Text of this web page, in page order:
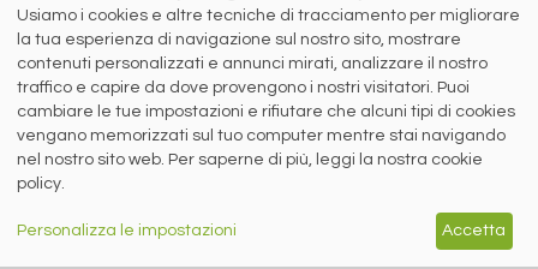
Digital Services Act Policy
MENU
MERCATI
SERVIZI
EVENTI
SEGUICI SUI NOSTRI
SOCIAL NETWORK
Usiamo i cookies e altre tecniche di tracciamento per migliorare
la tua esperienza di navigazione sul nostro sito, mostrare
contenuti personalizzati e annunci mirati, analizzare il nostro
traffico e capire da dove provengono i nostri visitatori. Puoi
cambiare le tue impostazioni e rifiutare che alcuni tipi di cookies
vengano memorizzati sul tuo computer mentre stai navigando
nel nostro sito web. Per saperne di più, leggi la nostra cookie
policy.
Personalizza le impostazioni Accetta